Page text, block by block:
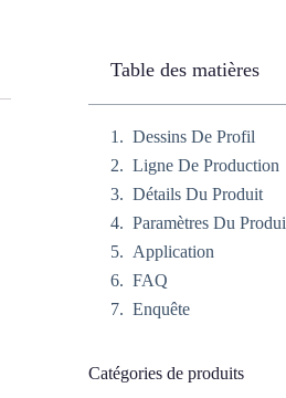
Table des matières
Dessins De Profil
Ligne De Production
Détails Du Produit
Paramètres Du
Application
FAQ
Enquête
Catégories de produits